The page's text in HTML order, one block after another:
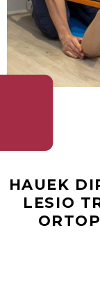
HAUEK
LESIO